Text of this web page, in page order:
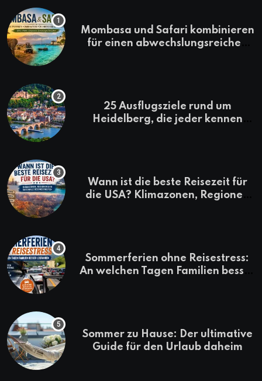
Mombasa und Safari kombinieren
für einen abwechslungsreichen
25 Ausflugsziele rund um
Heidelberg, die jeder kennen
Wann ist die beste Reisezeit für
die USA? Klimazonen, Regionen
Sommerferien ohne Reisestress:
An welchen Tagen Familien besser
Sommer zu Hause: Der ultimative
Guide für den Urlaub daheim